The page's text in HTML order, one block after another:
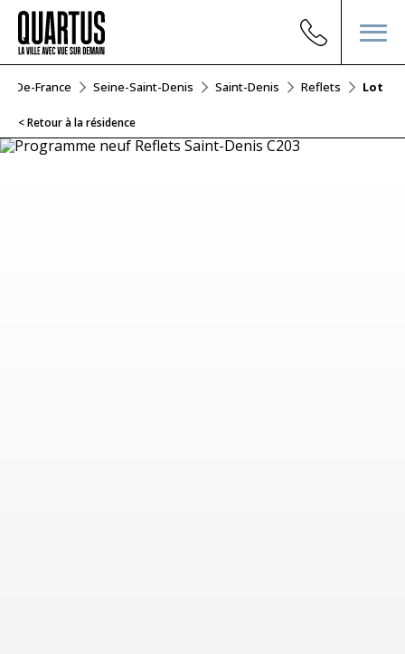
De-France Seine-Saint-Denis Saint-Denis Reflets Lot
< Retour à la résidence